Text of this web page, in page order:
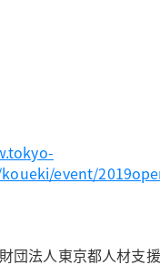
event/
団法人東京都人材支